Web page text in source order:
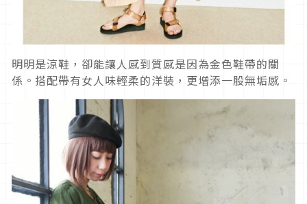
明明是涼鞋，卻能讓人感到質感是因為金色鞋帶的關
係。搭配帶有女人味輕柔的洋裝，更增添一股無垢感。